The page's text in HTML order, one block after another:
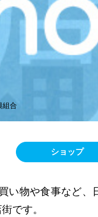
組合
ショップ
い物や食事など、
です。